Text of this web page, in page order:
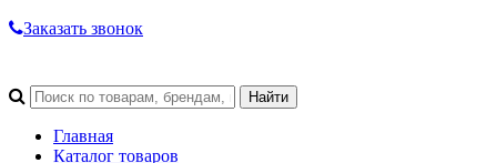
Заказать звонок
Главная
Каталог товаров